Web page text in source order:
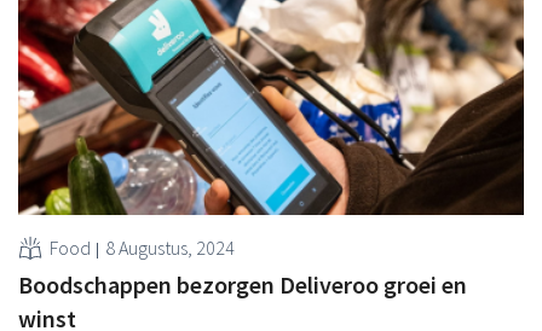
Food 8 Augustus, 2024
Boodschappen bezorgen Deliveroo groei en
winst